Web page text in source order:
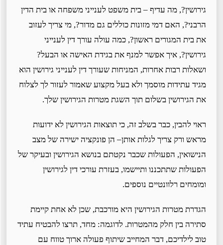
גירושין?, מה עדיף – בית משפט לענייני משפחה או בית הדין
הרבני?, האם דמי מזונות כוללים גם מדור?, מי צריך לעזוב
את בית המגורים ראשון?, כמה עולה עורך דין לענייני
גירושין?, איך אפשר למנף את בגידת האישה או הבעל?
ושאלות רבות אחרות, המניחות שעורך דין לענייני גירושין הוא
מגיד עתידות מוסמך ולא בעל מקצוע שאמור לעזור לך לצלוח
את הגירושין בשלום תוך השגת מטרות הגירושין שלך.
ראוי להבין, כבר בשלב זה, כי תוצאות הגירושין לא ידועות
מראש ורק צריך לגלות אותן– הן פונקציה ישירה של מצב
הנישואין, הפעולות שכבר נקטתם בנושא הגירושין ובעיקר של
הפעולות שתתכננו ותיישמו, בעזרת עורכי דין לגירושין
ומומחים רלוונטיים נוספים.
הגדרת מטרות הגירושין היא מורכבת, שכן לא אחת קיימת
סתירה בין חלק מהמטרות. לדוגמה: מחד, תרצו להבטיח עתיד
טוב לילדיכם, דבר המחייב שיתוף פעולה ארוך טווח עם